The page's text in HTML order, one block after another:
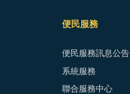
便民服務
便民服務訊息公告
系統服務
聯合服務中心